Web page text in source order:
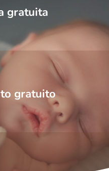
gratuita
gratuito